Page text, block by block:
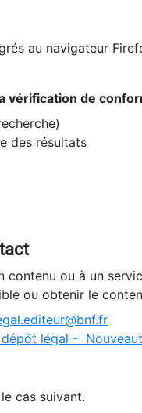
au navigateur
vérification de
des résultats
contenu ou à un
ou obtenir le
légal -
cas suivant.